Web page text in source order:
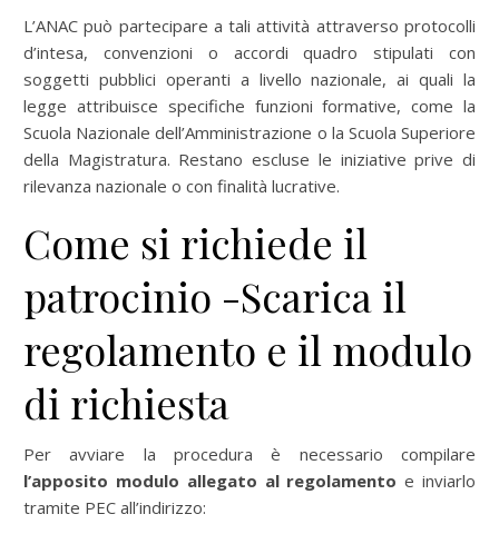
L’ANAC può partecipare a tali attività attraverso protocolli
d’intesa, convenzioni o accordi quadro stipulati con
soggetti pubblici operanti a livello nazionale, ai quali la
legge attribuisce specifiche funzioni formative, come la
Scuola Nazionale dell’Amministrazione o la Scuola Superiore
della Magistratura. Restano escluse le iniziative prive di
rilevanza nazionale o con finalità lucrative.
Come si richiede il
patrocinio -Scarica il
regolamento e il modulo
di richiesta
Per avviare la procedura è necessario compilare
l’apposito modulo allegato al regolamento e inviarlo
tramite PEC all’indirizzo: